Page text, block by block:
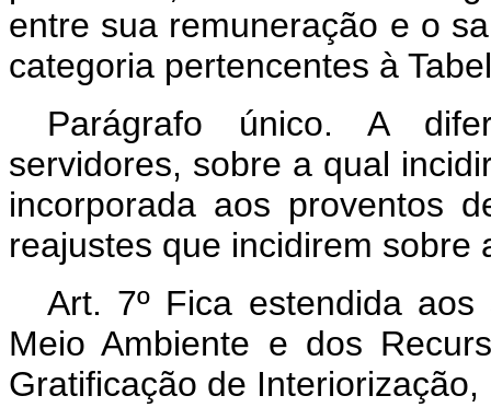
entre sua remuneração e o
categoria pertencentes à
Parágrafo único. A
servidores, sobre a qual
incorporada aos proventos
reajustes que incidirem sobre
Art. 7º Fica estendida
Meio Ambiente e dos
Gratificação de